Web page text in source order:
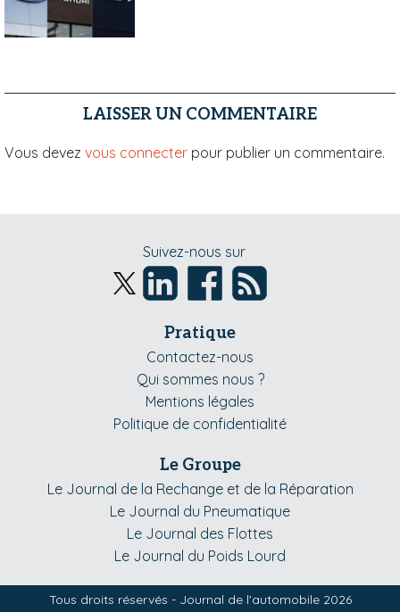
LAISSER UN COMMENTAIRE
Vous devez vous connecter pour publier un commentaire.
Suivez-nous sur
Pratique
Contactez-nous
Qui sommes nous ?
Mentions légales
Politique de confidentialité
Le Groupe
Le Journal de la Rechange et de la Réparation
Le Journal du Pneumatique
Le Journal des Flottes
Le Journal du Poids Lourd
Tous droits réservés - Journal de l'automobile 2026